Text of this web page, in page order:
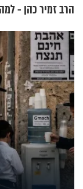
הרב זמיר כהן -